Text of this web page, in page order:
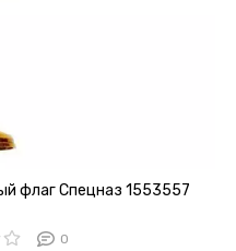
флаг Спецназ 1553557
0